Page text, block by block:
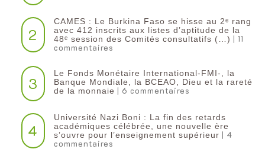
2
CAMES : Le Burkina Faso se hisse au 2ᵉ rang
avec 412 inscrits aux listes d’aptitude de la
48ᵉ session des Comités consultatifs (…) | 11
commentaires
3
Le Fonds Monétaire International-FMI-, la
Banque Mondiale, la BCEAO, Dieu et la rareté
de la monnaie | 6 commentaires
4
Université Nazi Boni : La fin des retards
académiques célébrée, une nouvelle ère
s’ouvre pour l’enseignement supérieur | 4
commentaires